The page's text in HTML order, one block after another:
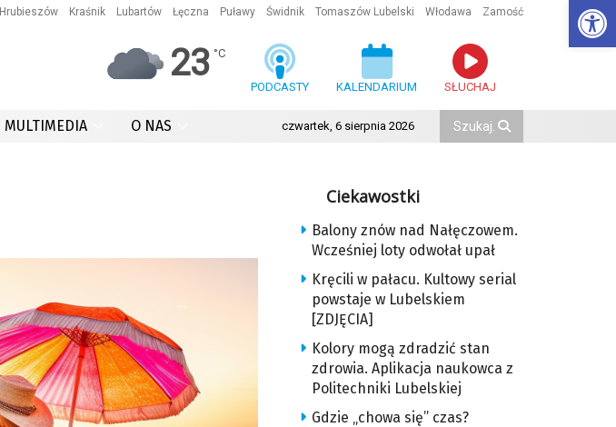
Hrubieszów Kraśnik Lubartów Łęczna Puławy Świdnik Tomaszów Lubelski Włodawa Zamość
23 °C
PODCASTY KALENDARIUM SŁUCHAJ
MULTIMEDIA O NAS czwartek, 6 sierpnia 2026
Ciekawostki
Balony znów nad Nałęczowem.
Wcześniej loty odwołał upał
Kręcili w pałacu. Kultowy serial
powstaje w Lubelskiem
[ZDJĘCIA]
Kolory mogą zdradzić stan
zdrowia. Aplikacja naukowca z
Politechniki Lubelskiej
Gdzie „chowa się” czas?